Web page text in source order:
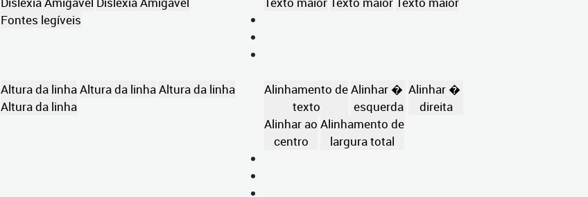
Fontes legíveis
Altura da linhaAltura da linhaAltura da linha
Altura da linha
Alinhamento de
texto
Alinhar �
esquerda
Alinhar �
direita
Alinhar ao
centro
Alinhamento de
largura total